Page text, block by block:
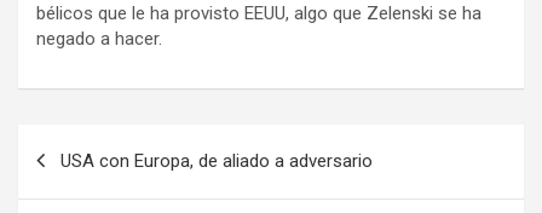
bélicos que le ha provisto EEUU, algo que Zelenski se ha
negado a hacer.
USA con Europa, de aliado a adversario